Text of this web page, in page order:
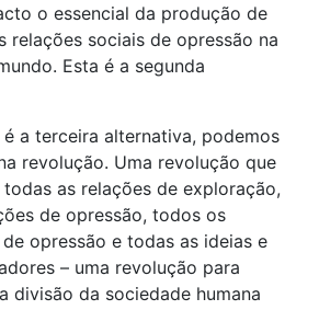
o essencial da produção de
relações sociais de opressão na
Esta é a segunda
é a terceira alternativa, podemos
revolução. Uma revolução que
as relações de exploração,
de opressão, todos os
opressão e todas as ideias e
– uma revolução para
divisão da sociedade humana